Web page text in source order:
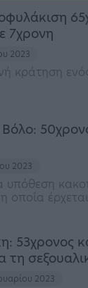
7χρονη
2023
κράτηση
2023
υπόθεση
οποία
53χρονος
τη
2023